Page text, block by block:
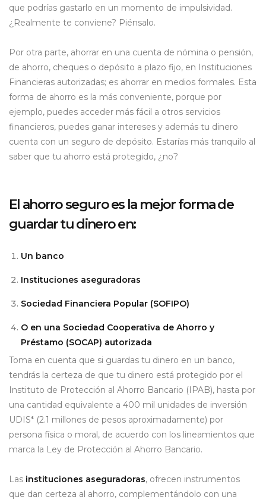
que podrías gastarlo en un momento de impulsividad.
¿Realmente te conviene? Piénsalo.
Por otra parte, ahorrar en una cuenta de nómina o pensión,
de ahorro, cheques o depósito a plazo fijo, en Instituciones
Financieras autorizadas; es ahorrar en medios formales. Esta
forma de ahorro es la más conveniente, porque por
ejemplo, puedes acceder más fácil a otros servicios
financieros, puedes ganar intereses y además tu dinero
cuenta con un seguro de depósito. Estarías más tranquilo al
saber que tu ahorro está protegido, ¿no?
El ahorro seguro es la mejor forma de
guardar tu dinero en:
Un banco
Instituciones aseguradoras
Sociedad Financiera Popular (SOFIPO)
O en una Sociedad Cooperativa de Ahorro y
Préstamo (SOCAP) autorizada
Toma en cuenta que si guardas tu dinero en un banco,
tendrás la certeza de que tu dinero está protegido por el
Instituto de Protección al Ahorro Bancario (IPAB), hasta por
una cantidad equivalente a 400 mil unidades de inversión
UDIS* (2.1 millones de pesos aproximadamente) por
persona física o moral, de acuerdo con los lineamientos que
marca la Ley de Protección al Ahorro Bancario.
Las instituciones aseguradoras, ofrecen instrumentos
que dan certeza al ahorro, complementándolo con una